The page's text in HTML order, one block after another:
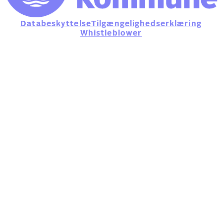
DatabeskyttelseTilgængelighedserklæring
Whistleblower